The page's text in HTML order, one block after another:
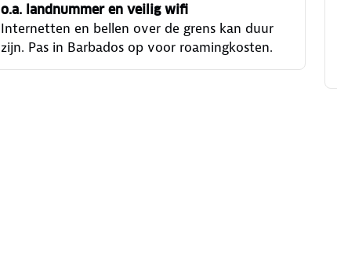
o.a. landnummer en veilig wifi
Internetten en bellen over de grens kan duur
zijn. Pas in Barbados op voor roamingkosten.